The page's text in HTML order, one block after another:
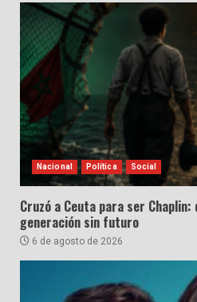
Nacional Política Social
Cruzó a Ceuta para ser
generación sin futuro
6 de agosto de 2026